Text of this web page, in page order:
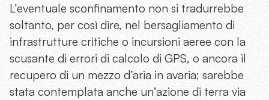
L’eventuale sconfinamento non si tradurrebbe
soltanto, per così dire, nel bersagliamento di
infrastrutture critiche o incursioni aeree con la
scusante di errori di calcolo di GPS, o ancora il
recupero di un mezzo d’aria in avaria; sarebbe
stata contemplata anche un’azione di terra via